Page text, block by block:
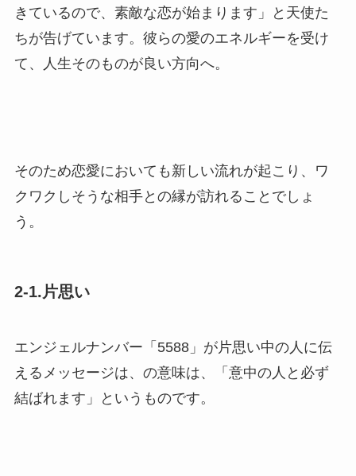
きているので、素敵な恋が始まります」と天使た
ちが告げています。彼らの愛のエネルギーを受け
て、人生そのものが良い方向へ。
そのため恋愛においても新しい流れが起こり、ワ
クワクしそうな相手との縁が訪れることでしょ
う。
2-1.片思い
エンジェルナンバー「5588」が片思い中の人に伝
えるメッセージは、の意味は、「意中の人と必ず
結ばれます」というものです。